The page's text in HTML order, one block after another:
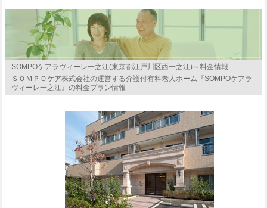
SOMPOケアラヴィーレ一之江(東京都江戸川区西一之江)～料金情報
ＳＯＭＰＯケア株式会社の運営する介護付有料老人ホーム『SOMPOケアラ
ヴィーレ一之江』の料金プラン情報